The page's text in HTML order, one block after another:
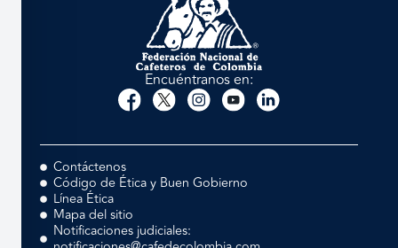
Encuéntranos en:
Contáctenos
Código de Ética y Buen Gobierno
Línea Ética
Mapa del sitio
Notificaciones judiciales: